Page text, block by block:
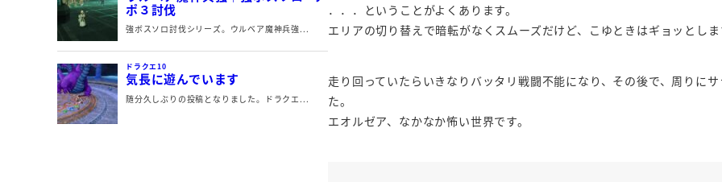
．．．ということがよくあります。
エリアの切り替えで暗転がなくスムーズだけど、こゆときはギョッとし
走り回っていたらいきなりバッタリ戦闘不能になり、その後で、周りに
た。
エオルゼア、なかなか怖い世界です。